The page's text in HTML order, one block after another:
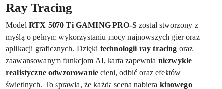
Ray Tracing
Model RTX 5070 Ti GAMING PRO-Szostał stworzony z
myślą o pełnym wykorzystaniu mocy najnowszych gier oraz
aplikacji graficznych. Dzięki technologii ray tracing oraz
zaawansowanym funkcjom AI, karta zapewnia niezwykle
realistyczne odwzorowanie cieni, odbić oraz efektów
świetlnych. To sprawia, że każda scena nabiera kinowego